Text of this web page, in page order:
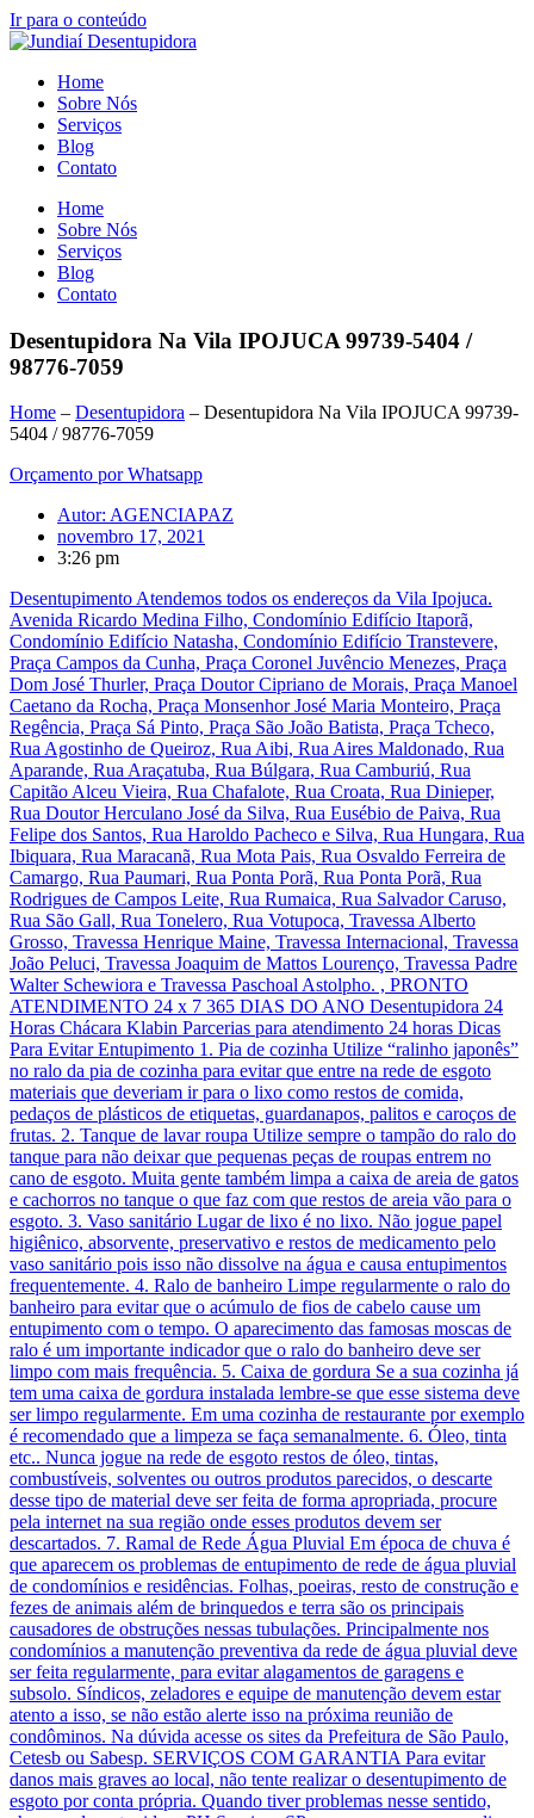
Ir para o conteúdo
Home
Sobre Nós
Serviços
Blog
Contato
Home
Sobre Nós
Serviços
Blog
Contato
Desentupidora Na Vila IPOJUCA 99739-5404 /
98776-7059
Home – Desentupidora – Desentupidora Na Vila IPOJUCA 99739-
5404 / 98776-7059
Orçamento por Whatsapp
Autor: AGENCIAPAZ
novembro 17, 2021
3:26 pm
Desentupimento Atendemos todos os endereços da Vila Ipojuca.
Avenida Ricardo Medina Filho, Condomínio Edifício Itaporã,
Condomínio Edifício Natasha, Condomínio Edifício Transtevere,
Praça Campos da Cunha, Praça Coronel Juvêncio Menezes, Praça
Dom José Thurler, Praça Doutor Cipriano de Morais, Praça Manoel
Caetano da Rocha, Praça Monsenhor José Maria Monteiro, Praça
Regência, Praça Sá Pinto, Praça São João Batista, Praça Tcheco,
Rua Agostinho de Queiroz, Rua Aibi, Rua Aires Maldonado, Rua
Aparande, Rua Araçatuba, Rua Búlgara, Rua Camburiú, Rua
Capitão Alceu Vieira, Rua Chafalote, Rua Croata, Rua Dinieper,
Rua Doutor Herculano José da Silva, Rua Eusébio de Paiva, Rua
Felipe dos Santos, Rua Haroldo Pacheco e Silva, Rua Hungara, Rua
Ibiquara, Rua Maracanã, Rua Mota Pais, Rua Osvaldo Ferreira de
Camargo, Rua Paumari, Rua Ponta Porã, Rua Ponta Porã, Rua
Rodrigues de Campos Leite, Rua Rumaica, Rua Salvador Caruso,
Rua São Gall, Rua Tonelero, Rua Votupoca, Travessa Alberto
Grosso, Travessa Henrique Maine, Travessa Internacional, Travessa
João Peluci, Travessa Joaquim de Mattos Lourenço, Travessa Padre
Walter Schewiora e Travessa Paschoal Astolpho. , PRONTO
ATENDIMENTO 24 x 7 365 DIAS DO ANO Desentupidora 24
Horas Chácara Klabin Parcerias para atendimento 24 horas Dicas
Para Evitar Entupimento 1. Pia de cozinha Utilize “ralinho japonês”
no ralo da pia de cozinha para evitar que entre na rede de esgoto
materiais que deveriam ir para o lixo como restos de comida,
pedaços de plásticos de etiquetas, guardanapos, palitos e caroços de
frutas. 2. Tanque de lavar roupa Utilize sempre o tampão do ralo do
tanque para não deixar que pequenas peças de roupas entrem no
cano de esgoto. Muita gente também limpa a caixa de areia de gatos
e cachorros no tanque o que faz com que restos de areia vão para o
esgoto. 3. Vaso sanitário Lugar de lixo é no lixo. Não jogue papel
higiênico, absorvente, preservativo e restos de medicamento pelo
vaso sanitário pois isso não dissolve na água e causa entupimentos
frequentemente. 4. Ralo de banheiro Limpe regularmente o ralo do
banheiro para evitar que o acúmulo de fios de cabelo cause um
entupimento com o tempo. O aparecimento das famosas moscas de
ralo é um importante indicador que o ralo do banheiro deve ser
limpo com mais frequência. 5. Caixa de gordura Se a sua cozinha já
tem uma caixa de gordura instalada lembre-se que esse sistema deve
ser limpo regularmente. Em uma cozinha de restaurante por exemplo
é recomendado que a limpeza se faça semanalmente. 6. Óleo, tinta
etc.. Nunca jogue na rede de esgoto restos de óleo, tintas,
combustíveis, solventes ou outros produtos parecidos, o descarte
desse tipo de material deve ser feita de forma apropriada, procure
pela internet na sua região onde esses produtos devem ser
descartados. 7. Ramal de Rede Água Pluvial Em época de chuva é
que aparecem os problemas de entupimento de rede de água pluvial
de condomínios e residências. Folhas, poeiras, resto de construção e
fezes de animais além de brinquedos e terra são os principais
causadores de obstruções nessas tubulações. Principalmente nos
condomínios a manutenção preventiva da rede de água pluvial deve
ser feita regularmente, para evitar alagamentos de garagens e
subsolo. Síndicos, zeladores e equipe de manutenção devem estar
atento a isso, se não estão alerte isso na próxima reunião de
condôminos. Na dúvida acesse os sites da Prefeitura de São Paulo,
Cetesb ou Sabesp. SERVIÇOS COM GARANTIA Para evitar
danos mais graves ao local, não tente realizar o desentupimento de
esgoto por conta própria. Quando tiver problemas nesse sentido,